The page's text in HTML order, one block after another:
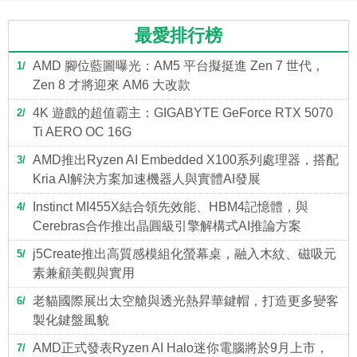
最愛排行榜
1
AMD 腳位藍圖曝光：AM5 平台擬挺進 Zen 7 世代，
Zen 8 才將迎來 AM6 大改款
2
4K 遊戲的超值霸主：GIGABYTE GeForce RTX 5070
Ti AERO OC 16G
3
AMD推出Ryzen AI Embedded X100系列處理器，搭配
Kria AI解決方案加速機器人與實體AI發展
4
Instinct MI455X結合領先效能、HBM4記憶體，與
Cerebras合作推出晶圓級引擎解構式AI推論方案
5
j5Create推出高質感模組化螢幕桌，融入木紋、磁吸元
素兼顧美觀與實用
6
老貓國際展出太空艙與透光熱昇華鍵帽，打造更多變客
製化鍵盤風貌
7 AMD正式發表Ryzen AI Halo迷你電腦將於9月上市，